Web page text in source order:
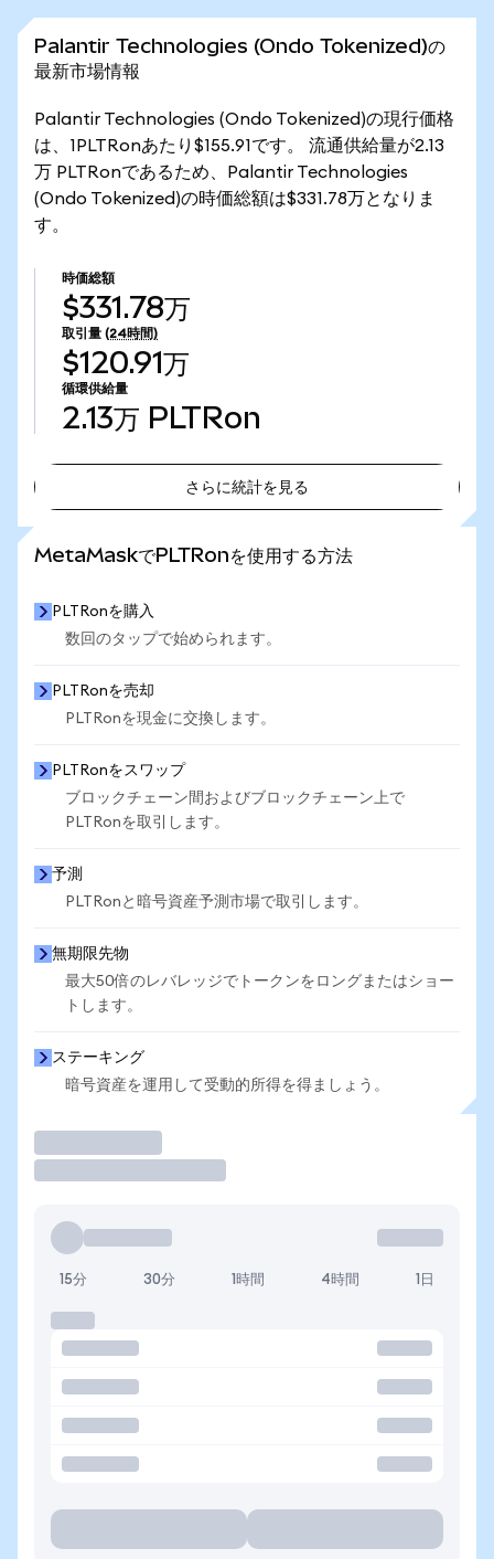
Palantir Technologies (Ondo Tokenized)の
最新市場情報
Palantir Technologies (Ondo Tokenized)の現行価格
は、1PLTRonあたり$155.91です。 流通供給量が2.13
万 PLTRonであるため、Palantir Technologies
(Ondo Tokenized)の時価総額は$331.78万となりま
す。
時価総額
$331.78万
取引量 (24時間)
$120.91万
循環供給量
2.13万 PLTRon
さらに統計を見る
MetaMaskでPLTRonを使用する方法
PLTRonを購入
数回のタップで始められます。
PLTRonを売却
PLTRonを現金に交換します。
PLTRonをスワップ
ブロックチェーン間およびブロックチェーン上で
PLTRonを取引します。
予測
PLTRonと暗号資産予測市場で取引します。
無期限先物
最大50倍のレバレッジでトークンをロングまたはショー
トします。
ステーキング
暗号資産を運用して受動的所得を得ましょう。
15分 30分 1時間 4時間 1日